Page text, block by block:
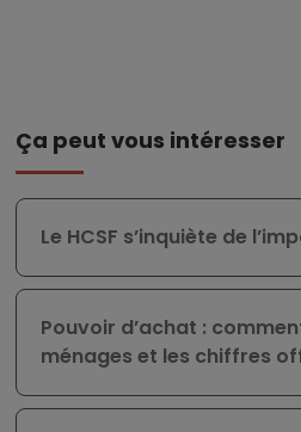
Ça peut vous intéresser
Le HCSF s’inquiète de
Pouvoir d’achat :
ménages et les chiffres